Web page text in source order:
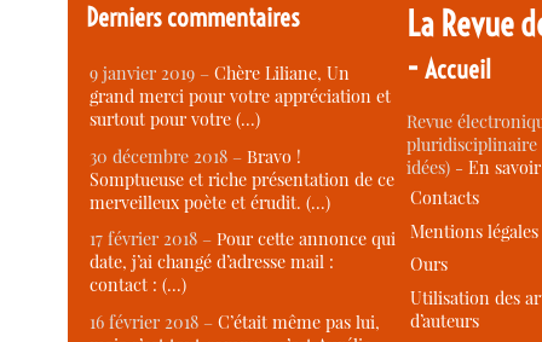
Derniers commentaires
9 janvier 2019 –Chère Liliane, Un
grand merci pour votre appréciation et
surtout pour votre (…)
30 décembre 2018 –Bravo !
Somptueuse et riche présentation de ce
merveilleux poète et érudit. (…)
17 février 2018 –Pour cette annonce qui
date, j’ai changé d’adresse mail :
contact : (…)
16 février 2018 –C’était même pas lui,
La Revue
-Accueil
Revue
idées) -En
Contacts
Mentions légales
Ours
Utilisation des
d’auteurs